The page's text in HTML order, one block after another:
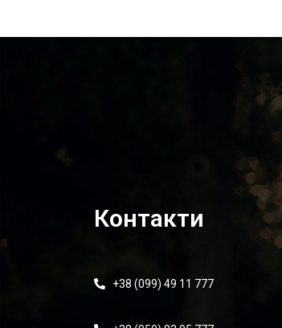
Контакти
+38 (099) 49 11 777